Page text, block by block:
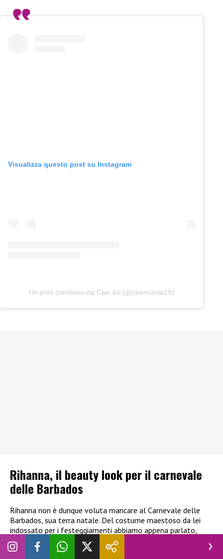
Visualizza questo post su Instagram
Un post condiviso da Cee Jai (@ceemurda19)
Rihanna, il beauty look per il carnevale
delle Barbados
Rihanna non è dunque voluta mancare al Carnevale delle
Barbados, sua terra natale. Del costume maestoso da lei
indossato per i festeggiamenti abbiamo appena parlato,
manca però qualche accenno albeauty
optato per un rossetto acceso e, soprattutto, a pietre